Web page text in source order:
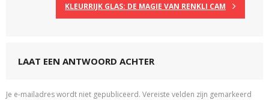
KLEURRIJK GLAS: DE MAGIE VAN RENKLI CAM
LAAT EEN ANTWOORD ACHTER
Je e-mailadres wordt niet gepubliceerd. Vereiste velden zijn gemarkeerd